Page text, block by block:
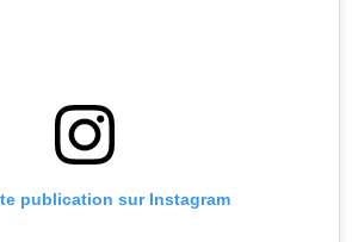
publication sur Instagram